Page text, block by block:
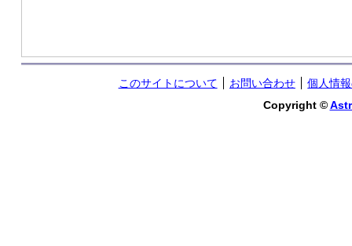
このサイトについて お問い合わせ
個人情
Copyright ©